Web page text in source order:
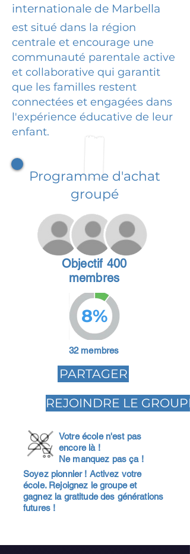
internationale de Marbella
est situé dans la région
centrale et encourage une
communauté parentale active
et collaborative qui garantit
que les familles restent
connectées et engagées dans
l'expérience éducative de leur
enfant.
Programme d'achat
groupé
Objectif 400
membres
8%
32 membres
PARTAGER
REJOINDRE LE GROUPE
Votre école n'est pas
encore là !
Ne manquez pas ça !
Soyez pionnier ! Activez votre
école. Rejoignez le groupe et
gagnez la gratitude des générations
futures !